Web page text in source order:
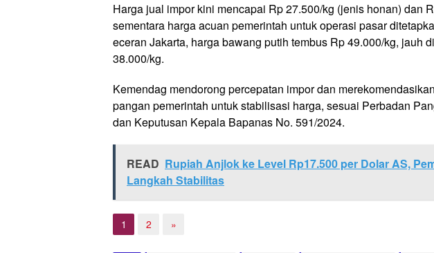
Harga jual impor kini mencapai Rp 27.500/kg (jenis honan) dan
sementara harga acuan pemerintah untuk operasi pasar
eceran Jakarta, harga bawang putih tembus Rp 49.000/kg, jauh
38.000/kg.
Kemendag mendorong percepatan impor dan
pangan pemerintah untuk stabilisasi harga, sesuai Perbadan
dan Keputusan Kepala Bapanas No. 591/2024.
READ Rupiah Anjlok ke Level Rp17.500 per Dolar AS,
Langkah Stabilitas
1 2 »